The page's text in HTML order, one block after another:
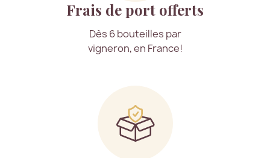
Frais de port offerts
Dès 6 bouteilles par
vigneron, en France!